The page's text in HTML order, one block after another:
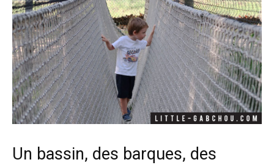
Un bassin, des barques, des